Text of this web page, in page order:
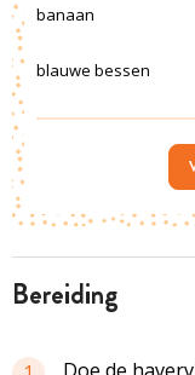
bereiding
Doe de
banaan
blauwe bessen